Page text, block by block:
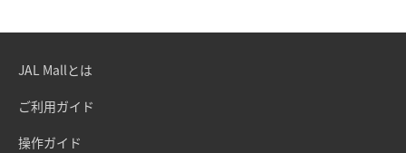
JAL Mallとは
ご利用ガイド
操作ガイド